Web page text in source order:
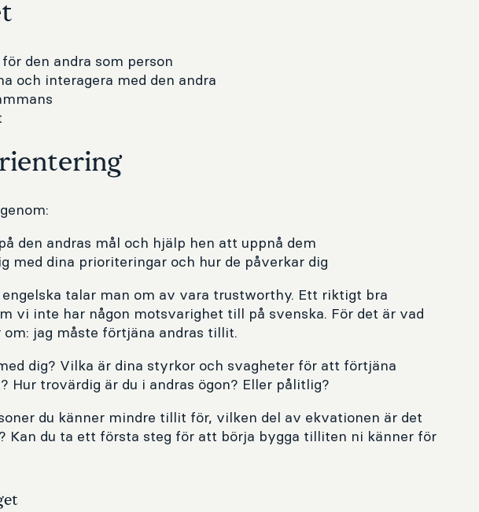
den andra som person
och interagera med den andra
den andras mål och hjälp hen att uppnå dem
med dina prioriteringar och hur de påverkar dig
talar man om av vara trustworthy. Ett riktigt bra
vi inte har någon motsvarighet till på svenska. För det är vad
om: jag måste förtjäna andras tillit.
dig? Vilka är dina styrkor och svagheter för att förtjäna
Hur trovärdig är du i andras ögon? Eller pålitlig?
du känner mindre tillit för, vilken del av ekvationen är det
Kan du ta ett första steg för att börja bygga tilliten ni känner för